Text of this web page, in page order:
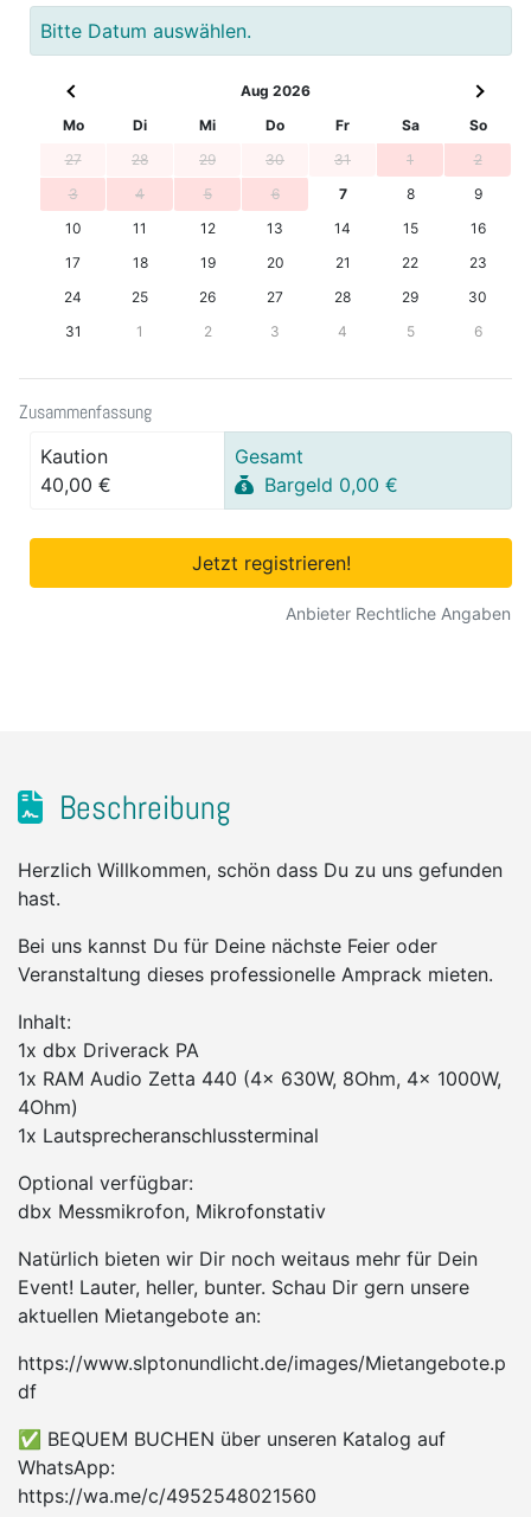
Bitte Datum auswählen.
Aug 2026
Mo
Di Mi Do Fr Sa
So
27
28 29 30 31 1
2
3
4 5 6 7 8
9
10
11 12 13 14 15
16
17
18 19 20 21 22
23
24
25 26 27 28 29
30
31
1 2 3 4 5 6
Zusammenfassung
Kaution
40,00 €
Gesamt
Bargeld 0,00 €
Jetzt registrieren!
Anbieter Rechtliche Angaben
Beschreibung
Herzlich Willkommen, schön dass Du zu uns gefunden
hast.
Bei uns kannst Du für Deine nächste Feier oder
Veranstaltung dieses professionelle Amprack mieten.
Inhalt:
1x dbx Driverack PA
1x RAM Audio Zetta 440 (4x 630W, 8Ohm, 4x 1000W,
4Ohm)
1x Lautsprecheranschlussterminal
Optional verfügbar:
dbx Messmikrofon, Mikrofonstativ
Natürlich bieten wir Dir noch weitaus mehr für Dein
Event! Lauter, heller, bunter. Schau Dir gern unsere
aktuellen Mietangebote an:
https://www.slptonundlicht.de/images/Mietangebote.p
df
✅ BEQUEM BUCHEN über unseren Katalog auf
WhatsApp:
https://wa.me/c/4952548021560